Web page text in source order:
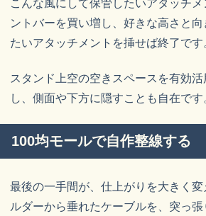
こんな風にして保管したいアタッチ
ントバーを買い増し、好きな高さと
たいアタッチメントを挿せば終了です
スタンド上空の空きスペースを有効
し、側面や下方に隠すことも自在です
100均モールで自作整線する
最後の一手間が、仕上がりを大きく
ルダーから垂れたケーブルを、突っ